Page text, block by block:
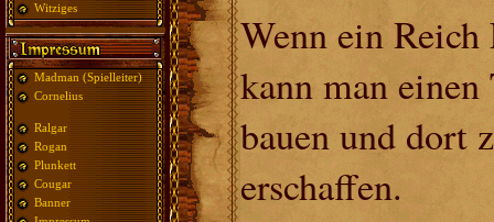
Witziges
Madman (Spielleiter)
Cornelius
Ralgar
Rogan
Plunkett
Cougar
Banner
Wenn ein
kann man einen
bauen und dort
erschaffen.